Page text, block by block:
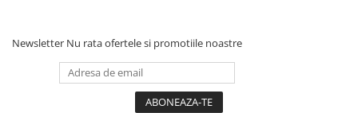
Newsletter Nu rata ofertele si promotiile noastre